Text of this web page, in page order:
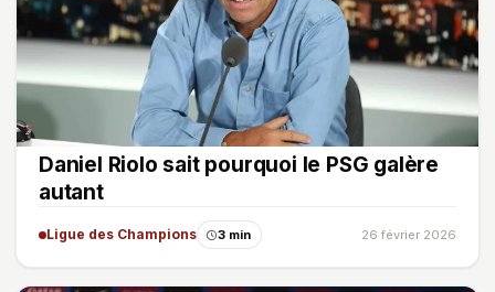
Daniel Riolo sait pourquoi le PSG galère
autant
Ligue des Champions 3 min 26 février 2026